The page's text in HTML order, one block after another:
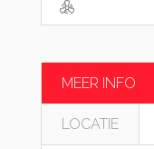
MEER INFO
LOCATIE